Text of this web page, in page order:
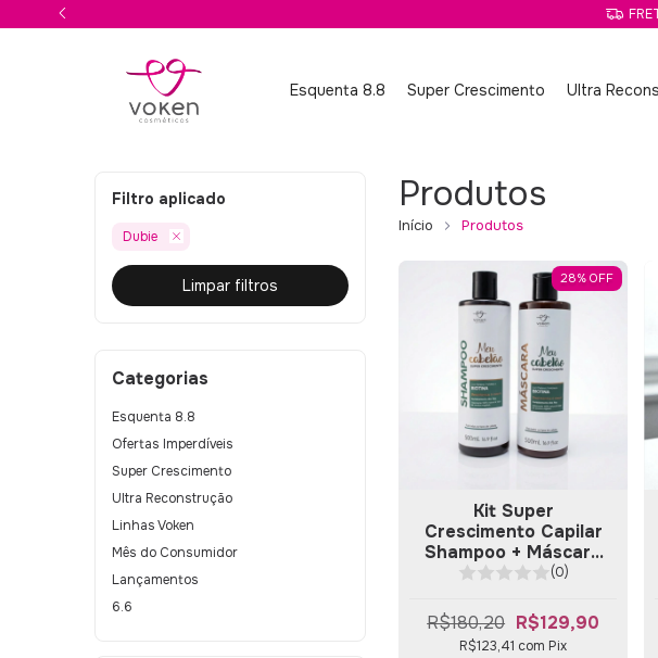
Esquenta 8.8 Super Crescimento Ultra
Filtro aplicado
Dubie
Limpar filtros
Categorias
Esquenta 8.8
Ofertas Imperdíveis
Super Crescimento
Ultra Reconstrução
Linhas Voken
Mês do Consumidor
Lançamentos
6.6
Produtos
Início Produtos
28%OFF
Kit Super
Crescimento Capilar
Shampoo + Máscara
Meu Cabelão Dubie
(0)
R$180,20 R$129,90
R$123,41 com Pix